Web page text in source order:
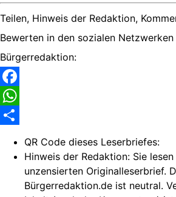
Teilen, Hinweis der Redaktion,
Bewerten in den sozialen
Bürgerredaktion:
Facebook
WhatsApp
QR Code dieses Leserbriefes:
Hinweis der Redaktion: Sie
unzensierten Originalleserbrief.
Bürgerredaktion.de ist neutral.